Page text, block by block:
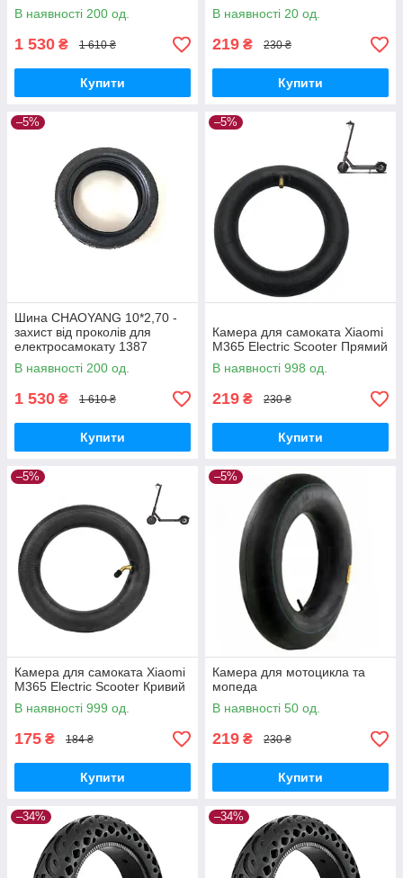
В наявності 200 од.
1 530 ₴ 1 610 ₴
Купити
В наявності 20 од.
219 ₴ 230 ₴
Купити
–5%
Шина CHAOYANG 10*2,70 -
захист від проколів для
електросамокату 1387
В наявності 200 од.
1 530 ₴ 1 610 ₴
Купити
–5%
Камера для самоката Xiaomi
M365 Electric Scooter Прямий
В наявності 998 од.
219 ₴ 230 ₴
Купити
–5%
Камера для самоката Xiaomi
M365 Electric Scooter Кривий
В наявності 999 од.
175 ₴ 184 ₴
Купити
–5%
Камера для мотоцикла та
мопеда
В наявності 50 од.
219 ₴ 230 ₴
Купити
–34% –34%